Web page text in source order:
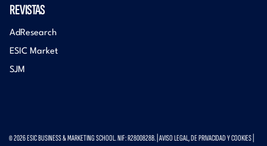
REVISTAS
AdResearch
ESIC Market
SJM
© 2026 ESIC BUSINESS & MARKETING SCHOOL. NIF: R2800828B. | AVISO LEGAL, DE PRIVACIDAD Y COOKIES